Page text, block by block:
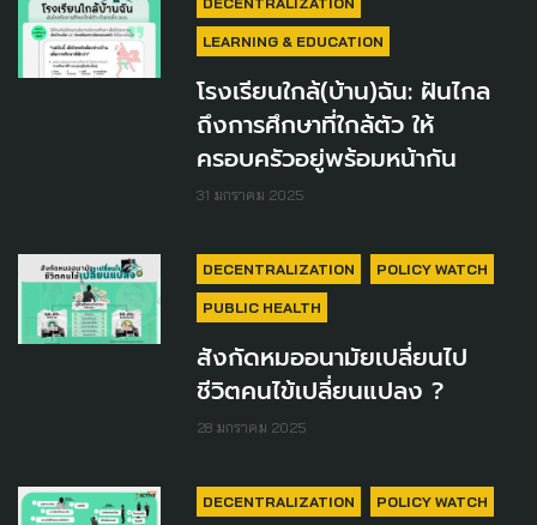
LEARNING & EDUCATION
โรงเรียนใกล้(บ้าน)ฉัน: ฝันไกล
ถึงการศึกษาที่ใกล้ตัว ให้
ครอบครัวอยู่พร้อมหน้ากัน
31 มกราคม 2025
DECENTRALIZATION POLICY WATCH
PUBLIC HEALTH
สังกัดหมออนามัยเปลี่ยนไป
ชีวิตคนไข้เปลี่ยนแปลง ?
28 มกราคม 2025
DECENTRALIZATION POLICY WATCH